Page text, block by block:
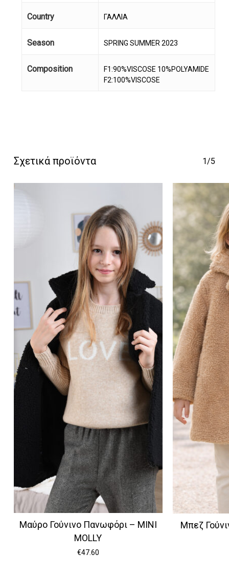
Country ΓΑΛΛΙΑ
Season SPRING SUMMER 2023
Composition
F1:90%VISCOSE 10%POLYAMIDE
F2:100%VISCOSE
Σχετικά προϊόντα 1/5
Μαύρο Γούνινο Πανωφόρι – MINI
MOLLY
€47.60
Μπεζ